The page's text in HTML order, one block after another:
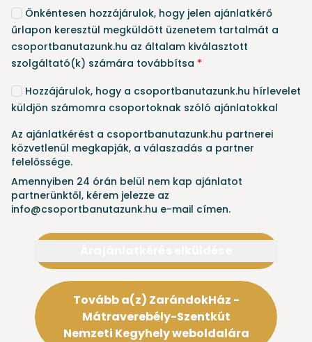
Önkéntesen hozzájárulok, hogy jelen ajánlatkérő
űrlapon keresztül megküldött üzenetem tartalmát a
csoportbanutazunk.hu az általam kiválasztott
szolgáltató(k) számára továbbítsa *
Hozzájárulok, hogy a csoportbanutazunk.hu hírlevelet
küldjön számomra csoportoknak szóló ajánlatokkal
Az ajánlatkérést a csoportbanutazunk.hu partnerei
közvetlenül megkapják, a válaszadás a partner
felelőssége.
Amennyiben 24 órán belül nem kap ajánlatot
partnerünktől, kérem jelezze az
info@csoportbanutazunk.hu e-mail címen.
Tovább a(z) ZarándokHáz -
Mátraverebély-Szentkút
Nemzeti Kegyhely weboldalára